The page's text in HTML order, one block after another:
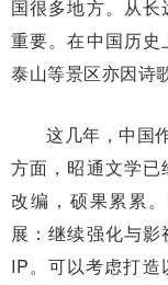
国很多地方。从
重要。在中国历
泰山等景区亦因诗
这几年，中国
方面，昭通文学
改编，硕果累累
展：继续强化与
IP。可以考虑打